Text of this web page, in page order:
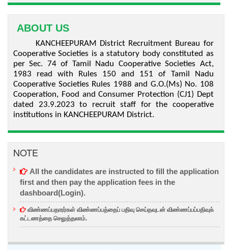
ABOUT US
KANCHEEPURAM District Recruitment Bureau for
Cooperative Societies is a statutory body constituted as
per Sec. 74 of Tamil Nadu Cooperative Societies Act,
1983 read with Rules 150 and 151 of Tamil Nadu
Cooperative Societies Rules 1988 and G.O.(Ms) No. 108
Cooperation, Food and Consumer Protection (CJ1) Dept
dated 23.9.2023 to recruit staff for the cooperative
institutions in KANCHEEPURAM District.
NOTE
All the candidates are instructed to fill the application
first and then pay the application fees in the
dashboard(Login).
விண்ணப்பதாரர்கள் விண்ணப்பத்தைப் பதிவு செய்தவுடன் விண்ணப்பப்பதிவுக்
கட்டணத்தை செலுத்தலாம்.